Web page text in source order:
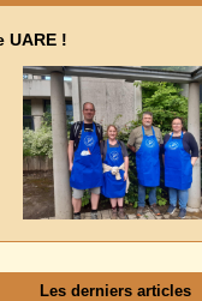
UARE !
Les derniers articles